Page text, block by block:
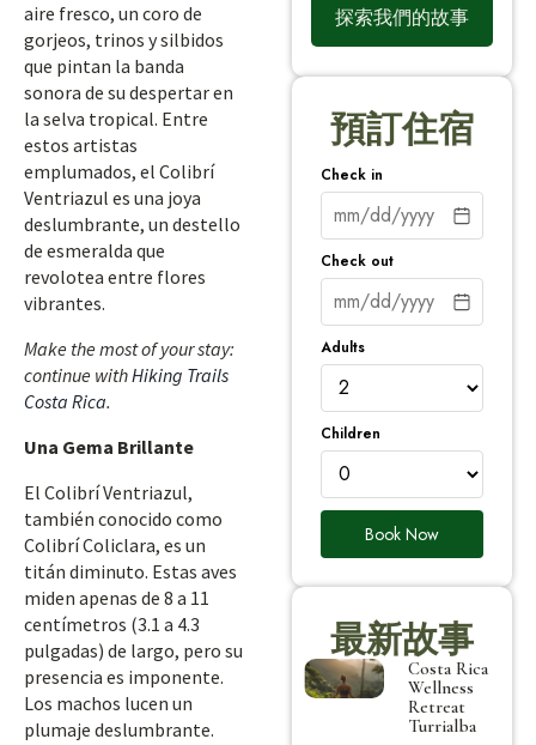
aire fresco, un coro de
gorjeos, trinos y silbidos
que pintan la banda
sonora de su despertar en
la selva tropical. Entre
estos artistas
emplumados, el Colibrí
Ventriazul es una joya
deslumbrante, un destello
de esmeralda que
revolotea entre flores
vibrantes.
Make the most of your stay:
continue withHiking Trails
Costa Rica.
Una Gema Brillante
El Colibrí Ventriazul,
también conocido como
Colibrí Coliclara, es un
titán diminuto. Estas aves
miden apenas de 8 a 11
centímetros (3.1 a 4.3
pulgadas) de largo, pero su
presencia es imponente.
Los machos lucen un
plumaje deslumbrante.
探索我們的故事
預訂住宿
Check in
Check out
Adults
Children
Book Now
最新故事
Costa Rica
Wellness
Retreat
Turrialba